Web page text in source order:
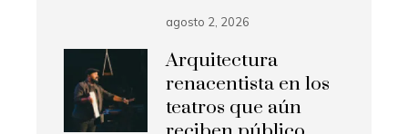
agosto 2, 2026
Arquitectura
renacentista en los
teatros que aún